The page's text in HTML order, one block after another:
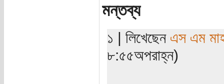
মন্তব্য
১ | লিখেছেন এস এম
৮:৫৫অপরাহ্ন)